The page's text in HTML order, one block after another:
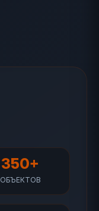
350+
ОБЪЕКТОВ